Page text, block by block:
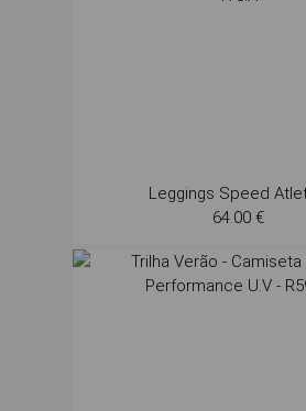
Leggings Speed
64.00 €